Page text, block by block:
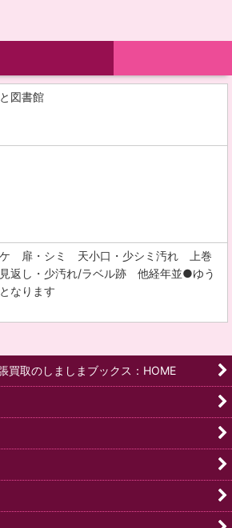
図書館
扉・シミ 天小口・少シミ汚れ 上巻
返し・少汚れ/ラベル跡 他経年並●ゆう
なります
買取のしましまブックス：HOME